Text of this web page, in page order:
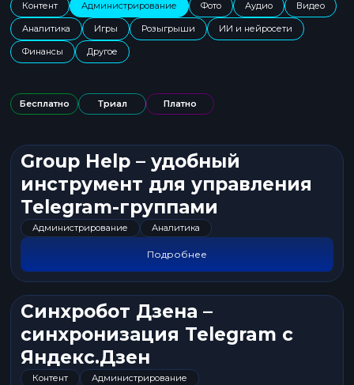
Контент Администрирование Фото Аудио Видео
Аналитика Игры Розыгрыши ИИ и нейросети
Финансы Другое
Бесплатно Триал Платно
Group Help – удобный
инструмент для управления
Telegram-группами
Администрирование Аналитика
Подробнее
Синхробот Дзена –
синхронизация Telegram с
Яндекс.Дзен
Контент Администрирование